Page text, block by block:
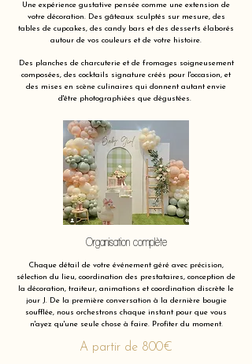
Une expérience gustative pensée comme une extension de
votre décoration. Des gâteaux sculptés sur mesure, des
tables de cupcakes, des candy bars et des desserts élaborés
autour de vos couleurs et de votre histoire.
Des planches de charcuterie et de fromages soigneusement
composées, des cocktails signature créés pour l'occasion, et
des mises en scène culinaires qui donnent autant envie
d'être photographiées que dégustées.
Organisation complète
Chaque détail de votre événement géré avec précision,
sélection du lieu, coordination des prestataires, conception de
la décoration, traiteur, animations et coordination discrète le
jour J. De la première conversation à la dernière bougie
soufflée, nous orchestrons chaque instant pour que vous
n'ayez qu'une seule chose à faire. Profiter du moment.
A partir de 800€